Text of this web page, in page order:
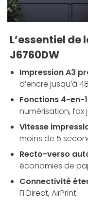
L’essentiel de
J6760DW
Impression A3
d’encre jusqu’à
Fonctions 4-en-
numérisation, fax
Vitesse
moins de 5
Recto-verso
économies de
Connectivité
Fi Direct, AirPrint